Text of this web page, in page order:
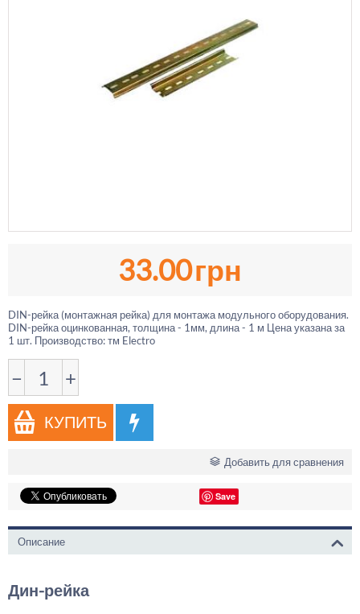
33.00грн
DIN-рейка (монтажная рейка) для монтажа модульного оборудования.
DIN-рейка оцинкованная, толщина - 1мм, длина - 1 м Цена указана за
1 шт. Производство: тм Electro
− +
КУПИТЬ
Добавить для сравнения
Save
Описание
Дин-рейка